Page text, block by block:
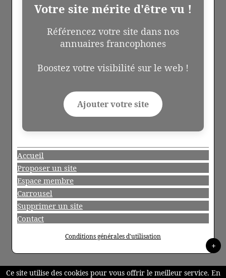
Votre site mérite d'être vu !
Référencez votre site dans nos
annuaires francophones
Boostez votre visibilité sur le web !
Ajouter votre site
Accueil
Proposer un site
Espace membre
Carrousel
Supprimer un site
Contact
Conditions générales d'utilisation
+
Ce site utilise des cookies pour vous offrir le meilleur service. En